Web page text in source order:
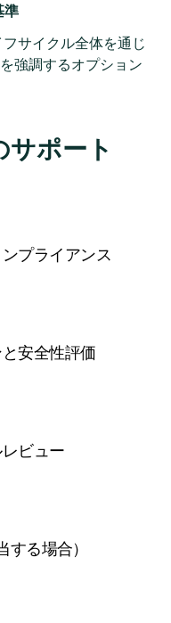
準
サイクル全体を通じ
強調するオプション
ポート
プライアンス
安全性評価
ビュー
る場合）